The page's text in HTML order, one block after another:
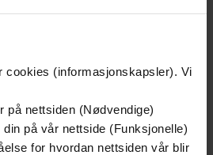
cookies (informasjonskapsler). Vi
på nettsiden (Nødvendige)
på vår nettside (Funksjonelle)
for hvordan nettsiden vår blir
249,-
Pascal Engman
EBOK